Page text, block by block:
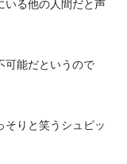
いる他の人間だと声
可能だというので
そりと笑うシュピッ